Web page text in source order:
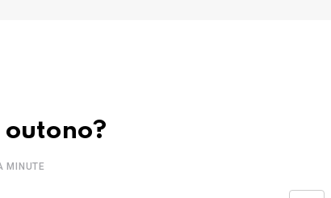
outono?
MINUTE